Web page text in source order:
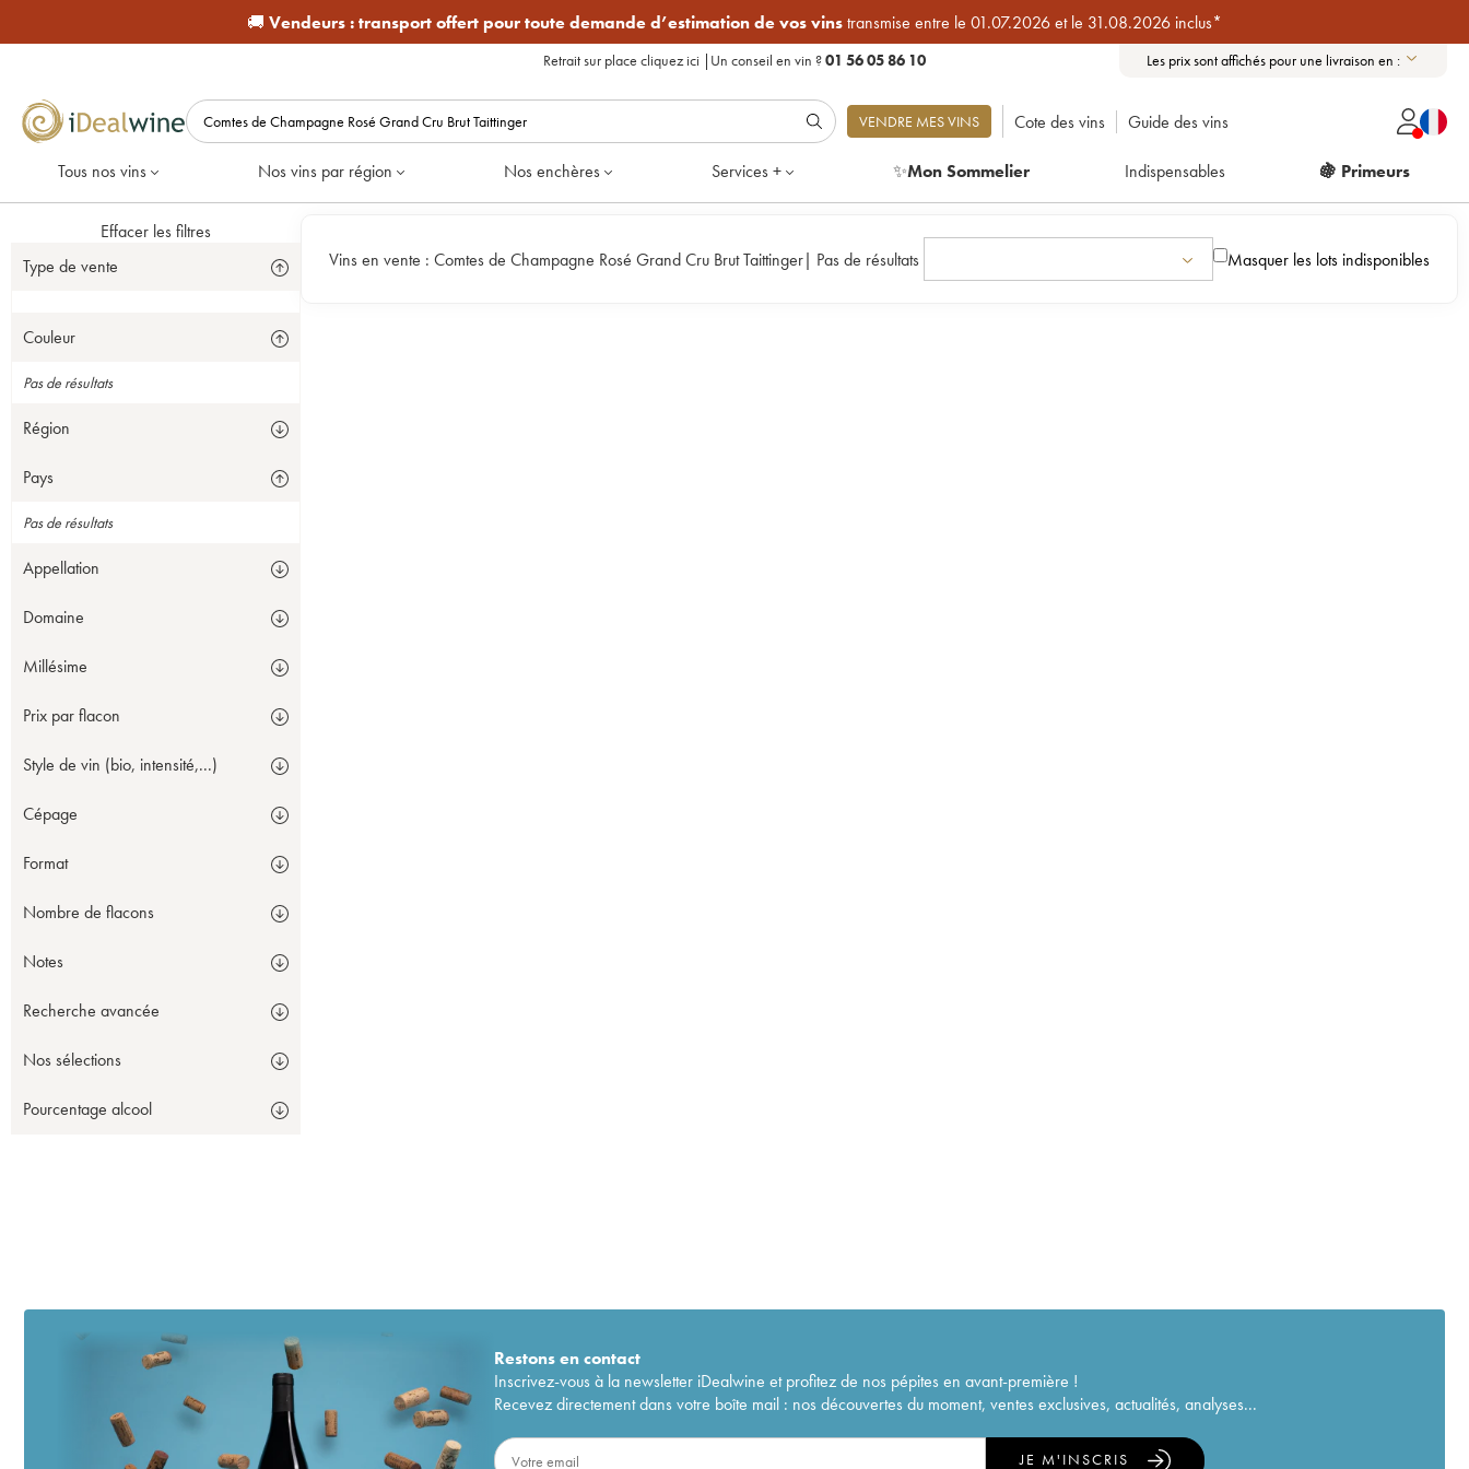
🚚 Vendeurs :transport offert pour toute demande d’estimation de vos vinstransmise entre le 01.07.2026 et le 31.08.2026 inclus*
Retrait sur place cliquez ici | Un conseil en vin ?01 56 05 86 10 Les prix sont affichés pour une livraison en :
VENDRE MES VINS Cote des vins Guide des vins
Tous nos vins Nos vins par région Nos enchères Services + ✨Mon Sommelier Indispensables 🍇 Primeurs
Effacer les filtres
Type de vente
Couleur
Pas de résultats
Région
Pays
Pas de résultats
Appellation
Domaine
Millésime
Prix par flacon
Style de vin (bio, intensité,...)
Cépage
Format
Nombre de flacons
Notes
Recherche avancée
Nos sélections
Pourcentage alcool
Vins en vente : Comtes de Champagne Rosé Grand Cru Brut Taittinger| Pas de résultats Masquer les lots indisponibles
Restons encontact
Inscrivez-vous à la newsletter iDealwine et profitez de nos pépites en avant-première !
Recevez directement dans votre boîte mail : nos découvertes du moment, ventes exclusives, actualités, analyses...
JE M'INSCRIS